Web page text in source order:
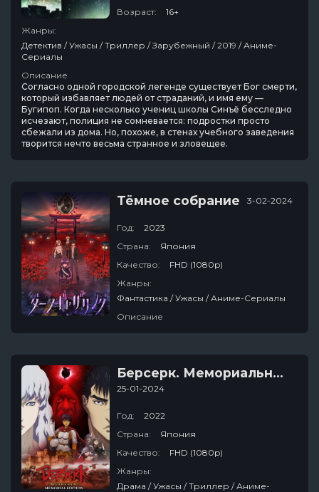
Возраст:
16+
Жанры:
Детектив / Ужасы / Триллер / Зарубежный / 2019 / Аниме-
Сериалы
Описание
Согласно одной городской легенде существует Бог смерти,
который избавляет людей от страданий, и имя ему —
Бугипоп. Когда несколько учениц школы Синъё бесследно
исчезают, полиция не сомневается: подростки просто
сбежали из дома. Но, похоже, в стенах учебного заведения
творится нечто весьма странное и зловещее.
Тёмное собрание 3-02-2024
Год:
2023
Страна:
Япония
Качество:
FHD (1080p)
Жанры:
Фантастика / Ужасы / Аниме-Сериалы
Описание
Берсерк. Мемориальное издание
25-01-2024
Год:
2022
Страна:
Япония
Качество:
FHD (1080p)
Жанры:
Драма / Ужасы / Триллер / Аниме-